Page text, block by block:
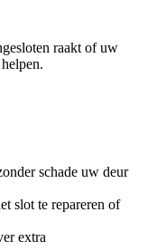
raakt of uw
schade uw deur
slot te repareren of
extra